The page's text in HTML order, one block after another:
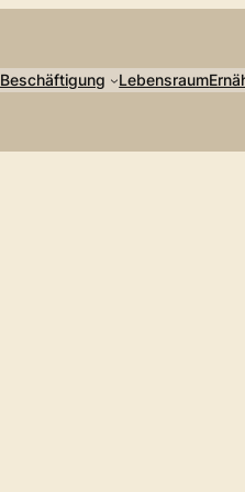
Beschäftigung Lebensraum